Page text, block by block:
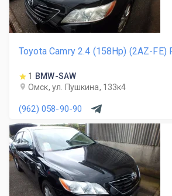
Toyota Camry 2.4 (158Hp) (2AZ-FE)
1
BMW-SAW
Омск, ул. Пушкина, 133к4
(962) 058-90-90